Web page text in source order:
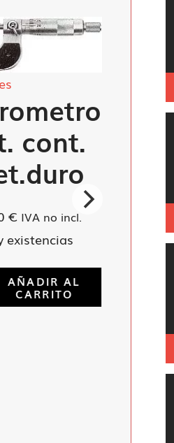
cont.
€ IVA no incl.
existencias
AÑADIR AL
CARRITO